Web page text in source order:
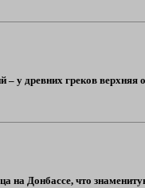
у древних греков верхняя
Донбассе, что